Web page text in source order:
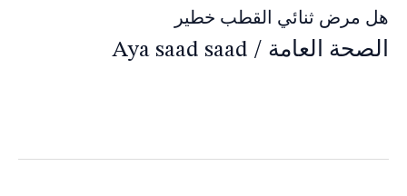
هل مرض ثنائي القطب خطير
الصحة العامة /
Aya saad saad